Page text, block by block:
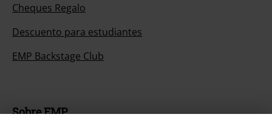
Cheques Regalo
Descuento para estudiantes
EMP Backstage Club
Sobre EMP